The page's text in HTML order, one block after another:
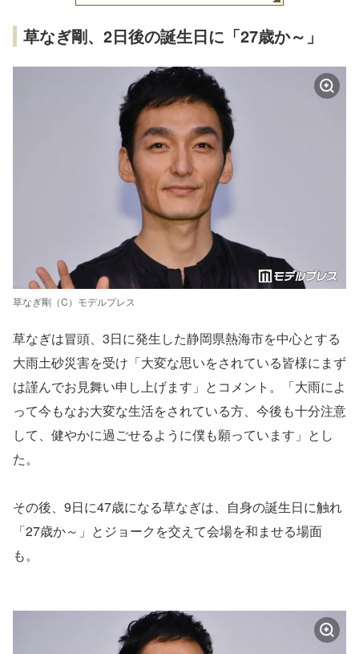
草なぎ剛、2日後の誕生日に「27歳か～」
草なぎ剛（C）モデルプレス
草なぎは冒頭、3日に発生した静岡県熱海市を中心とする
大雨土砂災害を受け「大変な思いをされている皆様にまず
は謹んでお見舞い申し上げます」とコメント。「大雨によ
って今もなお大変な生活をされている方、今後も十分注意
して、健やかに過ごせるように僕も願っています」とし
た。
その後、9日に47歳になる草なぎは、自身の誕生日に触れ
「27歳か～」とジョークを交えて会場を和ませる場面
も。